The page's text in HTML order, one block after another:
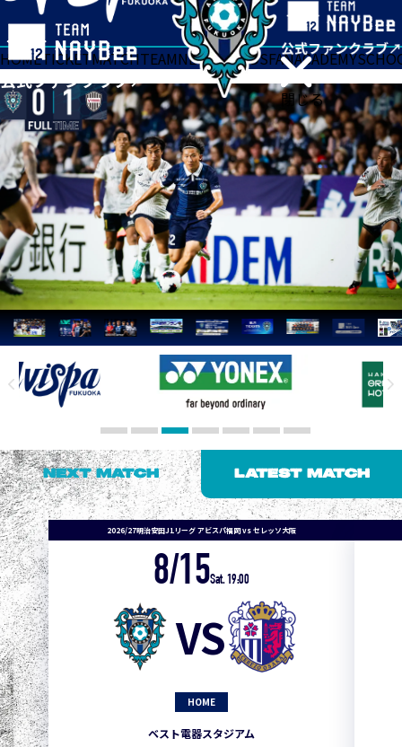
閉じる
HOMETICKETMATCHTEAMNEWSGOODSFANACADEMY
NEXT MATCH LATEST MATCH
2026/27明治安田J1リーグ アビスパ福岡 vs セレッソ大阪
8/15Sat. 19:00
VS
HOME
ベスト電器スタジアム
1